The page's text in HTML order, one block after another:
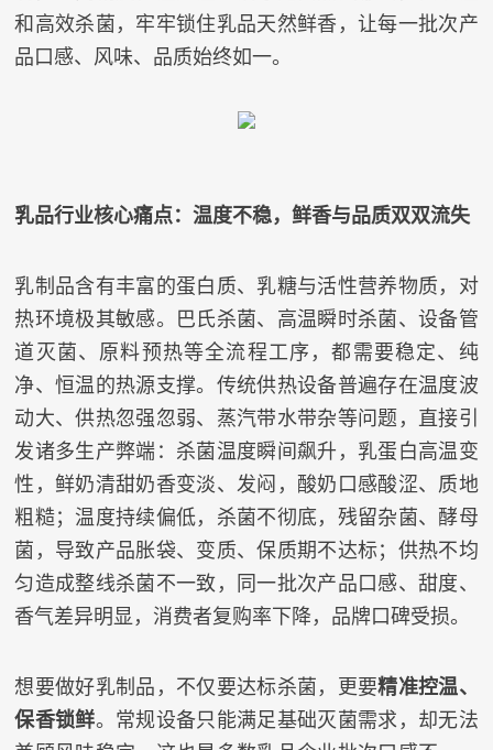
和高效杀菌，牢牢锁住乳品天然鲜香，让每一批次产
品口感、风味、品质始终如一。
乳品行业核心痛点：温度不稳，鲜香与品质双双流失
乳制品含有丰富的蛋白质、乳糖与活性营养物质，对
热环境极其敏感。巴氏杀菌、高温瞬时杀菌、设备管
道灭菌、原料预热等全流程工序，都需要稳定、纯
净、恒温的热源支撑。传统供热设备普遍存在温度波
动大、供热忽强忽弱、蒸汽带水带杂等问题，直接引
发诸多生产弊端：杀菌温度瞬间飙升，乳蛋白高温变
性，鲜奶清甜奶香变淡、发闷，酸奶口感酸涩、质地
粗糙；温度持续偏低，杀菌不彻底，残留杂菌、酵母
菌，导致产品胀袋、变质、保质期不达标；供热不均
匀造成整线杀菌不一致，同一批次产品口感、甜度、
香气差异明显，消费者复购率下降，品牌口碑受损。
想要做好乳制品，不仅要达标杀菌，更要精准控温、
保香锁鲜。常规设备只能满足基础灭菌需求，却无法